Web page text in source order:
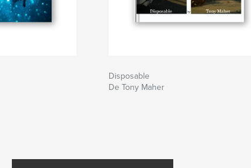
Disposable
De Tony Maher